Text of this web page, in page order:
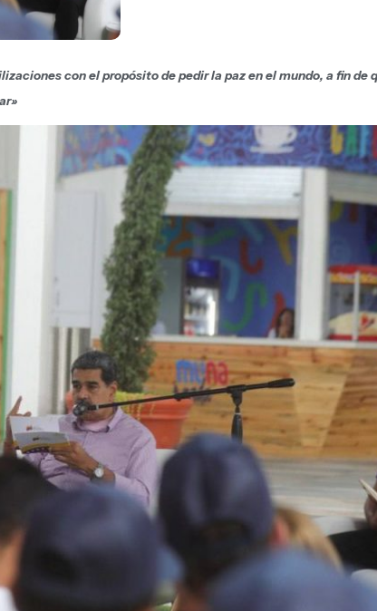
con el propósito de pedir la paz en el mundo, a fin de